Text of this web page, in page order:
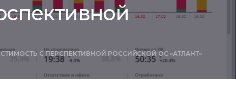
С ПЕРСПЕКТИВНОЙ РОССИЙСКОЙ ОС «АТЛАНТ»